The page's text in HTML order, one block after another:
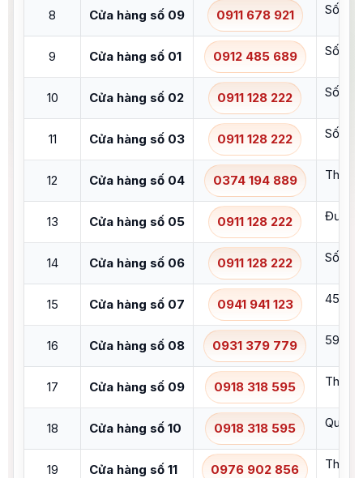
8 Cửa hàng số 09 0911 678 921 Số
9 Cửa hàng số 01 0912 485 689 Số
10 Cửa hàng số 02 0911 128 222 Số
11 Cửa hàng số 03 0911 128 222 Số
12 Cửa hàng số 04 0374 194 889 Thôn
13 Cửa hàng số 05 0911 128 222 Đường
14 Cửa hàng số 06 0911 128 222 Số
15 Cửa hàng số 07 0941 941 123 457A
16 Cửa hàng số 08 0931 379 779 59
17 Cửa hàng số 09 0918 318 595 Thôn
18 Cửa hàng số 10 0918 318 595 Quốc
19 Cửa hàng số 11 0976 902 856 Thôn